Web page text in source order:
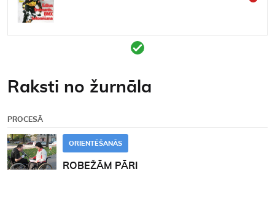
Raksti no žurnāla
PROCESĀ
ORIENTĒŠANĀS
ROBEŽĀM PĀRI